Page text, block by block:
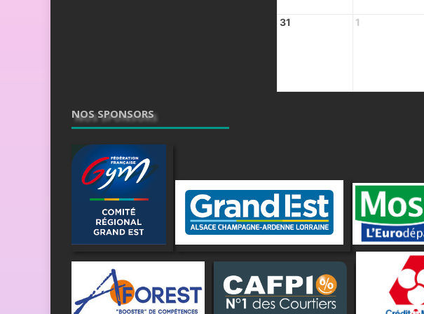
31 1
NOS SPONSORS